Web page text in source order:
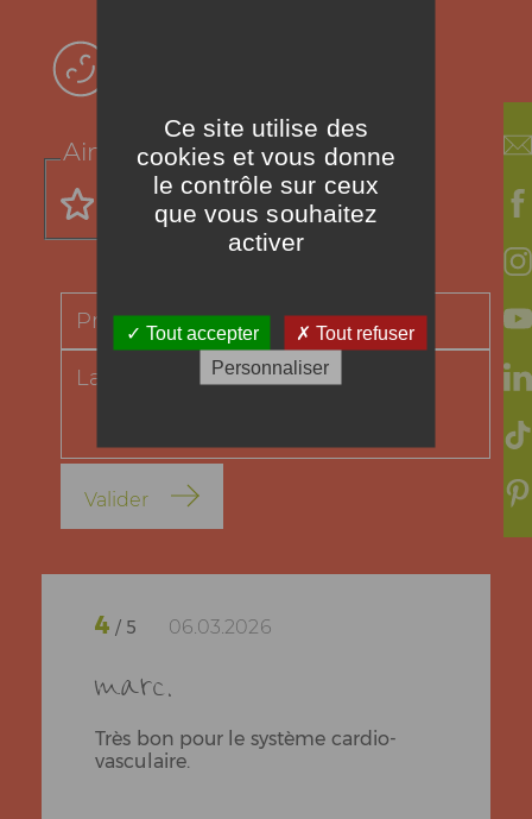
Aimez-vous cette recette ?
Valider
4 / 5 06.03.2026
marc.
Très bon pour le système cardio-
vasculaire.
Ce site utilise des
cookies et vous donne
le contrôle sur ceux
que vous souhaitez
activer
Tout accepter
Tout refuser
Personnaliser